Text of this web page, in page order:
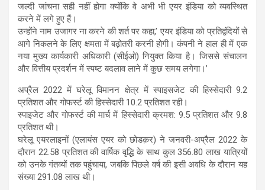
जल्दी जांचना सही नहीं होगा क्योंकि वे अभी भी एयर इंडिया को व्यवस्थित
करने में लगे हुए हैं।
उन्होंने नाम उजागर ना करने की शर्त पर कहा,’ एयर इंडिया को प्रतिद्वंदियों से
आगे निकलने के लिए क्षमता में बढ़ोतरी करनी होगी। कंपनी ने हाल ही में एक
नया मुख्य कार्यकारी अधिकारी (सीईओ) नियुक्त किया है। जिससे संचालन
और वित्तीय प्रदर्शन में स्पष्ट बदलाव लाने में कुछ समय लगेगा।’
अप्रैल 2022 में घरेलू विमानन क्षेत्र में स्पाइसजेट की हिस्सेदारी 9.2
प्रतिशत और गोफर्स्ट की हिस्सेदारी 10.2 प्रतिशत रही।
स्पाइजेट और गोफर्स्ट की मार्च में हिस्सेदारी क्रमश: 9.5 प्रतिशत और 9.8
प्रतिशत थी।
घरेलू एयरलाइनों (एलायंस एयर को छोडक़र) ने जनवरी-अप्रैल 2022 के
दौरान 22.58 प्रतिशत की वार्षिक वृद्धि के साथ कुल 356.80 लाख यात्रियों
को उनके गंतव्यों तक पहुंचाया, जबकि पिछले वर्ष की इसी अवधि के दौरान यह
संख्या 291.08 लाख थी।